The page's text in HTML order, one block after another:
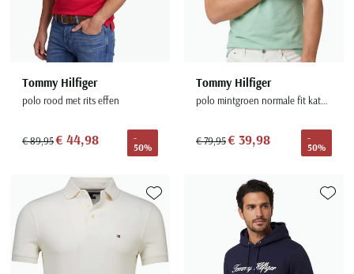
Tommy Hilfiger
polo rood met rits effen
€ 89,95€ 44,98
-
50%
Tommy Hilfiger
polo mintgroen normale fit katoen
€ 79,95€ 39,98
-
50%
Toevoegen aan favorieten